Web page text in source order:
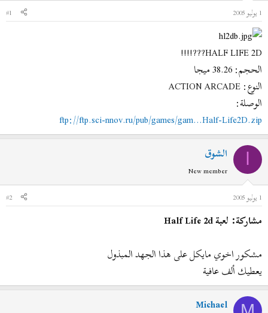
ل
م
و
ض
ع
ل
د
ء
1 يوليو 2005
#1
HALF LIFE 2D???!!!!
الحجم: 38.26 ميجا
النوع: ACTION ARCADE
الوصلة:
ftp://ftp.sci-nnov.ru/pub/games/gam...Half-Life2D.zip
الشوق
New member
1 يوليو 2005
#2
مشاركة: لعبة Half Life 2d
مشكور اخوي مايكل على هذا الجهد المبذول
يعطيك ألف عافية
Michael